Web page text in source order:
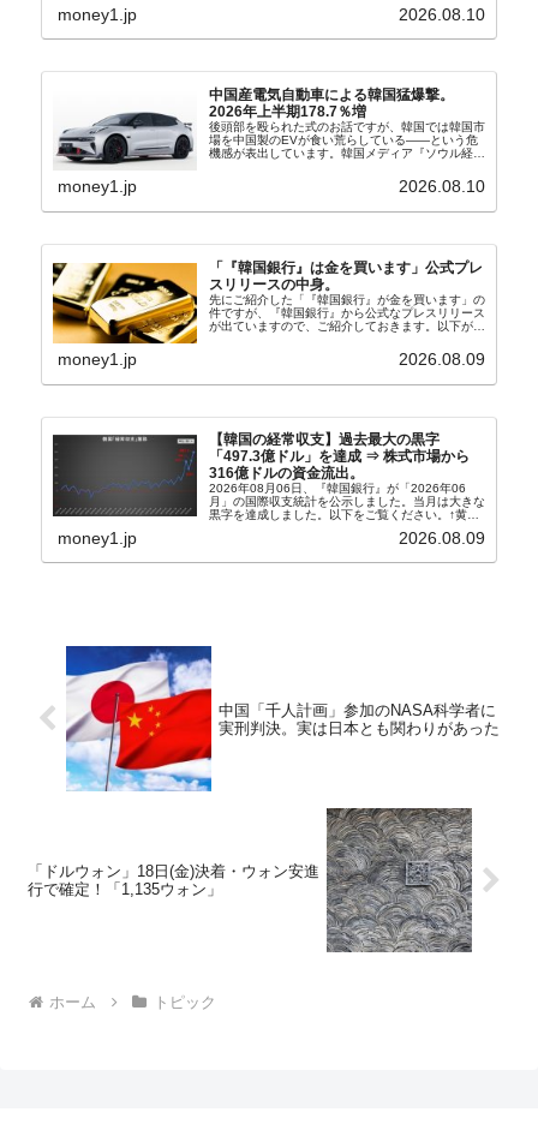
度もご紹介していますが、政府が何よりも大...
money1.jp 2026.08.10
中国産電気自動車による韓国猛爆撃。
2026年上半期178.7％増
後頭部を殴られた式のお話ですが、韓国では韓国市
場を中国製のEVが食い荒らしている――という危
機感が表出しています。韓国メディア『ソウル経
ルは「中国EVの大攻勢…東風もプジョーと手を組
money1.jp 2026.08.10
「『韓国銀行』は金を買います」公式プレ
スリリースの中身。
先にご紹介した「『韓国銀行』が金を買います」の
件ですが、『韓国銀行』から公式なプレスリリース
が出ていますので、ご紹介しておきます。以下が全
れ協力体制を構築□『韓国銀行』は、国内生産金の
money1.jp 2026.08.09
【韓国の経常収支】過去最大の黒字
「497.3億ドル」を達成 ⇒ 株式市場から
316億ドルの資金流出。
2026年08月06日、『韓国銀行』が「2026年06
月」の国際収支統計を公示しました。当月は大きな
黒字を達成しました。以下をご覧ください。↑黄色
の経常収支です。2026年06月貿易収支：4...
money1.jp 2026.08.09
中国「千人計画」参加のNASA科学者に
実刑判決。実は日本とも関わりがあった
「ドルウォン」18日(金)決着・ウォン安進
行で確定！「1,135ウォン」
ホーム トピック